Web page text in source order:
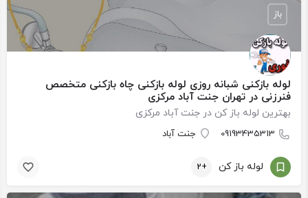
لوله بازکنی شبانه روزی لوله بازکنی چاه بازکنی متخصص
فنرزنی در تهران جنت آباد مرکزی
بهترین لوله باز کن در جنت آباد مرکزی
09193435313 جنت آباد
باز
لوله باز کن +2